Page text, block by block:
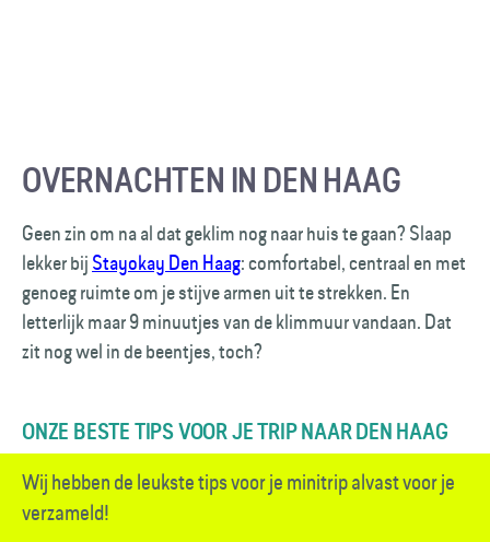
OVERNACHTEN IN DEN HAAG
Geen zin om na al dat geklim nog naar huis te gaan? Slaap
lekker bij Stayokay Den Haag: comfortabel, centraal en met
genoeg ruimte om je stijve armen uit te strekken. En
letterlijk maar 9 minuutjes van de klimmuur vandaan. Dat
zit nog wel in de beentjes, toch?
ONZE BESTE TIPS VOOR JE TRIP NAAR DEN HAAG
Wij hebben de leukste tips voor je minitrip alvast voor je
verzameld!